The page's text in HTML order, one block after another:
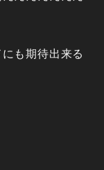
も期待出来る